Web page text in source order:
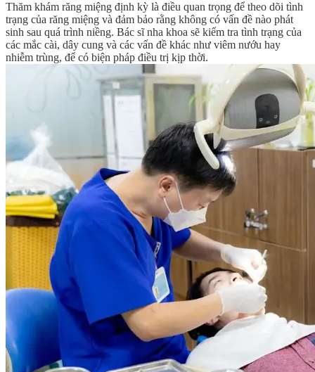
Thăm khám răng miệng định kỳ là điều quan trọng để theo dõi tình
trạng của răng miệng và đảm bảo rằng không có vấn đề nào phát
sinh sau quá trình niềng. Bác sĩ nha khoa sẽ kiểm tra tình trạng của
các mắc cài, dây cung và các vấn đề khác như viêm nướu hay
nhiễm trùng, để có biện pháp điều trị kịp thời.